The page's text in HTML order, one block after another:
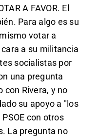
A FAVOR. El
Para algo es su
votar a
a su militancia
socialistas por
una pregunta
con Rivera, y no
su apoyo a "los
con otros
La pregunta no